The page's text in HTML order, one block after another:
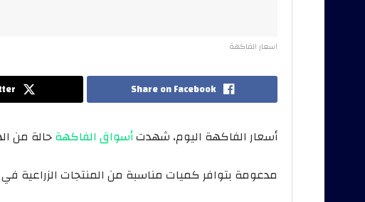
اسعار الفاكهة
Share on Facebook
أسعار الفاكهة اليوم، شهدتأسواق الفاكهةحالة من
مدعومة بتوافر كميات مناسبة من المنتجات الزراعية